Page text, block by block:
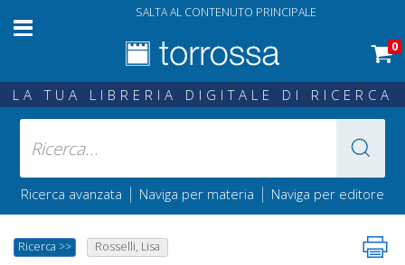
SALTA AL CONTENUTO PRINCIPALE
0
LA TUA LIBRERIA DIGITALE DI RICERCA
Ricerca avanzata | Naviga per materia | Naviga per editore
Ricerca >> Rosselli, Lisa